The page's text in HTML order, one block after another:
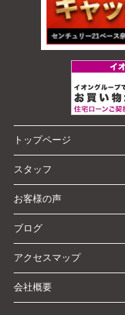
トップページ
スタッフ
お客様の声
ブログ
アクセスマップ
会社概要